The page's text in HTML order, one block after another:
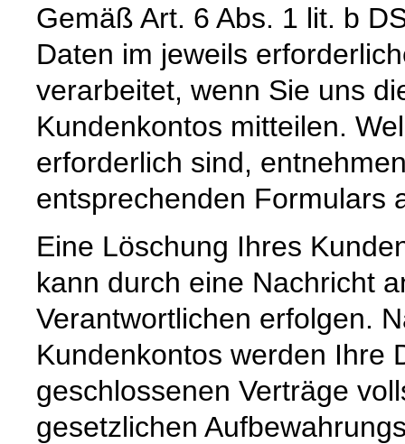
Gemäß Art. 6 Abs. 1 lit. b
Daten im jeweils
verarbeitet, wenn Sie uns
Kundenkontos mitteilen.
erforderlich sind,
entsprechenden Formulars
Eine Löschung Ihres
kann durch eine Nachricht
Verantwortlichen erfolgen.
Kundenkontos werden Ihre
geschlossenen Verträge
gesetzlichen